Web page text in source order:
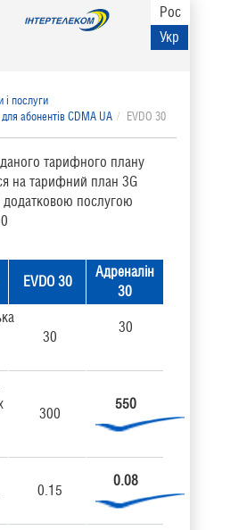
Рос
Укр
і послуги
абонентів CDMA UA
EVDO 30
тарифного плану
на тарифний план 3G
додатковою послугою
30
EVDO 30
Адреналін
30
30
30
300
550
0.15
0.08